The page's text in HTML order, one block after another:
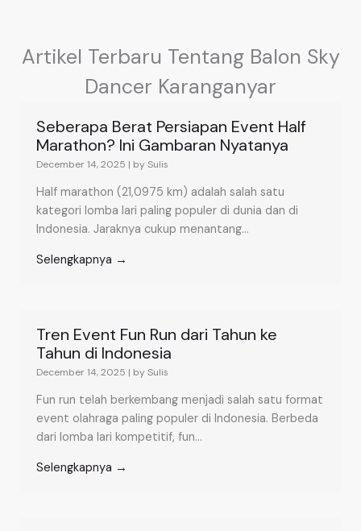
Artikel Terbaru Tentang Balon Sky
Dancer Karanganyar
Seberapa Berat Persiapan Event Half
Marathon? Ini Gambaran Nyatanya
December 14, 2025 | by Sulis
Half marathon (21,0975 km) adalah salah satu
kategori lomba lari paling populer di dunia dan di
Indonesia. Jaraknya cukup menantang...
Selengkapnya →
Tren Event Fun Run dari Tahun ke
Tahun di Indonesia
December 14, 2025 | by Sulis
Fun run telah berkembang menjadi salah satu format
event olahraga paling populer di Indonesia. Berbeda
dari lomba lari kompetitif, fun...
Selengkapnya →